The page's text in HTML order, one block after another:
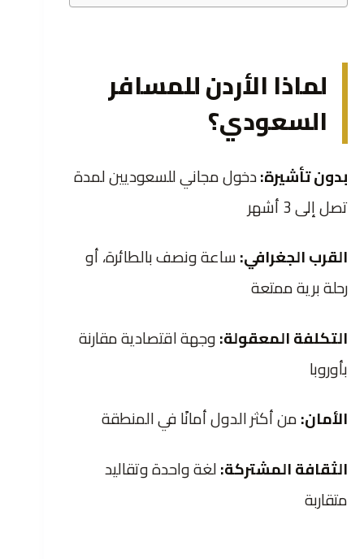
لماذا الأردن للمسافر
السعودي؟
بدون تأشيرة:دخول مجاني للسعوديين لمدة
تصل إلى 3 أشهر
القرب الجغرافي:ساعة ونصف بالطائرة، أو
رحلة برية ممتعة
التكلفة المعقولة:وجهة اقتصادية مقارنة
بأوروبا
الأمان:من أكثر الدول أمانًا في المنطقة
الثقافة المشتركة:لغة واحدة وتقاليد
متقاربة